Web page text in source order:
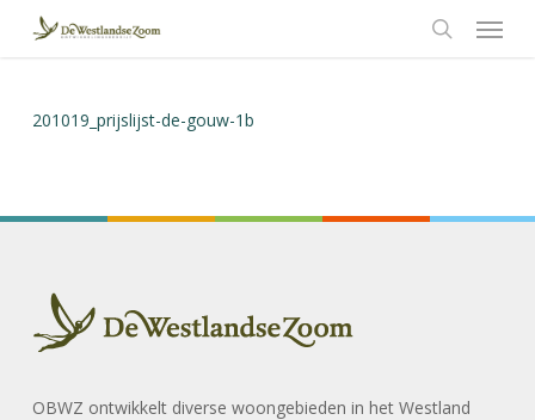
Menu
201019_prijslijst-de-gouw-1b
OBWZ ontwikkelt diverse woongebieden in het Westland